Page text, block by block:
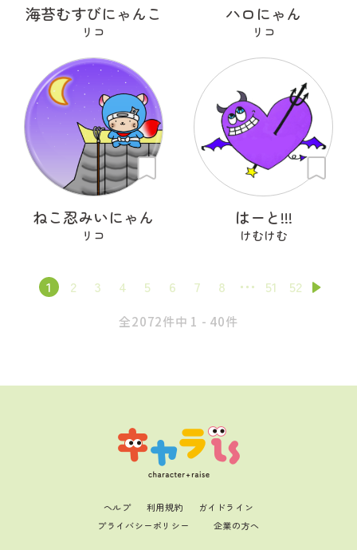
海苔むすびにゃんこ
リコ
ハロにゃん
リコ
ねこ忍みいにゃん
リコ
はーと!!!
けむけむ
1 2 3 4 5 6 7 8 51 52
全2072件中 1 - 40件
ヘルプ 利用規約
ガイドライン
プライバシーポリシー
企業の方へ